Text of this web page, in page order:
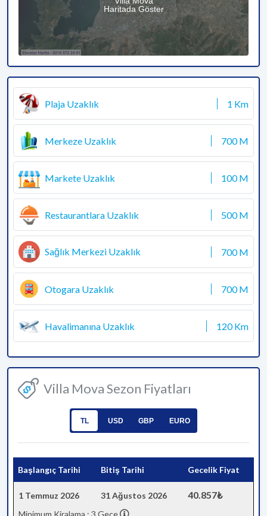
Haritada Göster
Plaja Uzaklık 1 Km
Merkeze Uzaklık 700 M
Markete Uzaklık 100 M
Restaurantlara Uzaklık 500 M
Sağlık Merkezi Uzaklık 700 M
Otogara Uzaklık 700 M
Havalimanına Uzaklık 120 Km
Villa Mova Sezon Fiyatları
TL USD GBP EURO
Başlangıç Tarihi Bitiş Tarihi Gecelik Fiyat
1 Temmuz 2026 31 Ağustos 2026 40.857₺
Minimum Kiralama : 3 Gece